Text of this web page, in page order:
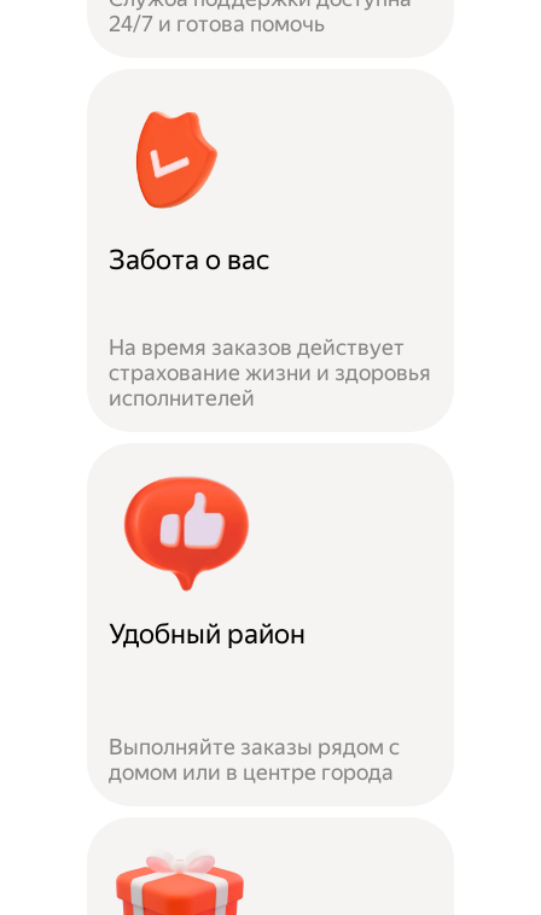
24/7 и готова помочь
Забота о вас
На время заказов действует
страхование жизни и здоровья
исполнителей
Удобный район
Выполняйте заказы рядом с
домом или в центре города